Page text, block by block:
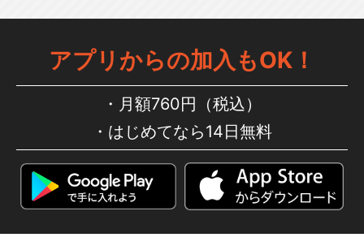
アプリからの加入もOK！
月額760円（税込）
はじめてなら14日無料